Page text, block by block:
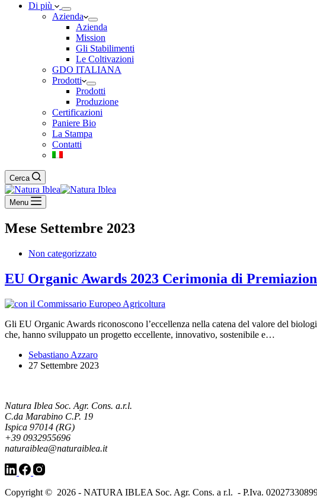
Di più
Azienda
Azienda
Mission
Gli Stabilimenti
Le Coltivazioni
GDO ITALIANA
Prodotti
Prodotti
Produzione
Certificazioni
Paniere Bio
La Stampa
Contatti
Cerca
Menu
Mese Settembre 2023
Non categorizzato
EU Organic Awards 2023 Cerimonia di
Gli EU Organic Awards riconoscono l’eccellenza nella catena del valore del
che, hanno sviluppato un progetto eccellente, innovativo, sostenibile e…
Sebastiano Azzaro
27 Settembre 2023
Natura Iblea Soc. Agr. Cons. a.r.l.
C.da Marabino C.P. 19
Ispica 97014 (RG)
+39 0932955696
naturaiblea@naturaiblea.it
Copyright © 2026 - NATURA IBLEA Soc. Agr. Cons. a r.l. - P.Iva.